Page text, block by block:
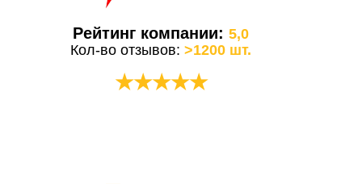
Рейтинг компании:5,0
Кол-во отзывов:>1200 шт.
★★★★★